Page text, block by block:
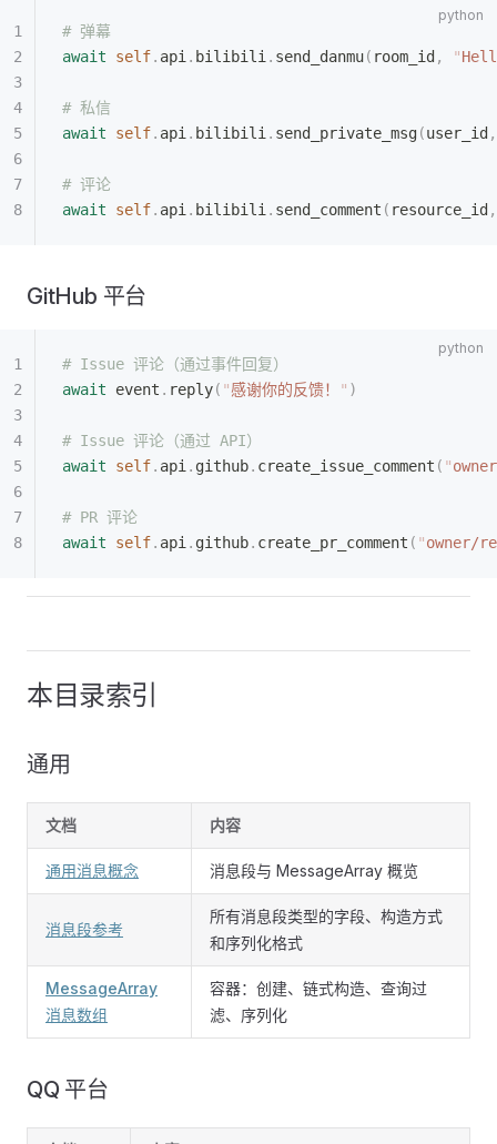
# 弹幕
await self. api . bilibili . send_danmu( room_id , "
# 私信
await self. api . bilibili . send_private_msg(user_id ,
# 评论
await self. api . bilibili . send_comment ( resource_id ,
GitHub 平台
# Issue 评论（通过事件回复）
await event . reply( "感谢你的反馈！ " )
# Issue 评论（通过 API）
await self. api . github. create_issue_comment ( "
# PR 评论
await self. api . github. create_pr_comment ( "owner/
本目录索引
通用
文档 内容
通用消息概念 消息段与 MessageArray 概览
消息段参考
所有消息段类型的字段、构造方式
和序列化格式
MessageArray
消息数组
容器：创建、链式构造、查询过
滤、序列化
QQ 平台